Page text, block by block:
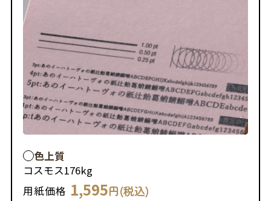
色上質
コスモス176kg
用紙価格 1,595円(税込)